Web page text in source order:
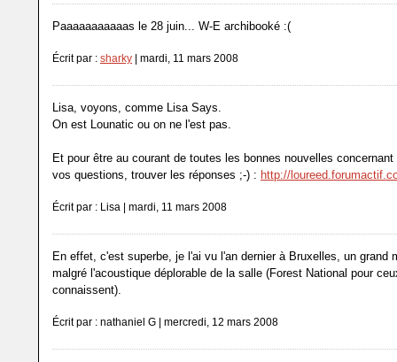
Paaaaaaaaaaas le 28 juin... W-E archibooké :(
Écrit par : sharky | mardi, 11 mars 2008
Lisa, voyons, comme Lisa Says.
On est Lounatic ou on ne l'est pas.
Et pour être au courant de toutes les bonnes nouvelles
vos questions, trouver les réponses ;-) : http://
Écrit par : Lisa | mardi, 11 mars 2008
En effet, c'est superbe, je l'ai vu l'an dernier à Bruxelles, un grand
malgré l'acoustique déplorable de la salle (Forest National pour
connaissent).
Écrit par : nathaniel G | mercredi, 12 mars 2008